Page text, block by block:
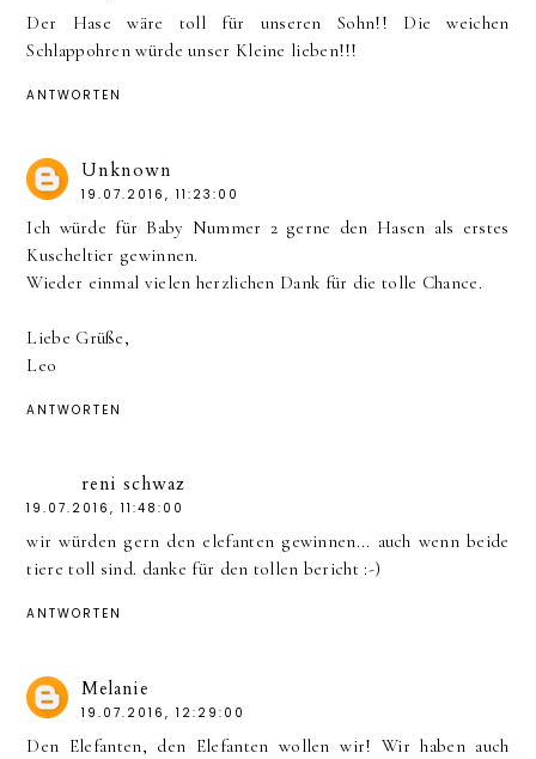
Der Hase wäre toll für unseren Sohn!! Die weichen
Schlappohren würde unser Kleine lieben!!!
ANTWORTEN
Unknown
19.07.2016, 11:23:00
Ich würde für Baby Nummer 2 gerne den Hasen als erstes
Kuscheltier gewinnen.
Wieder einmal vielen herzlichen Dank für die tolle Chance.
Liebe Grüße,
Leo
ANTWORTEN
reni schwaz
19.07.2016, 11:48:00
wir würden gern den elefanten gewinnen... auch wenn beide
tiere toll sind. danke für den tollen bericht :-)
ANTWORTEN
Melanie
19.07.2016, 12:29:00
Den Elefanten, den Elefanten wollen wir! Wir haben auch